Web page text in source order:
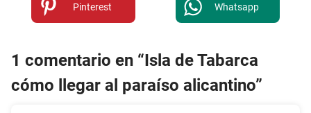
Pinterest Whatsapp
1 comentario en “Isla de Tabarca
cómo llegar al paraíso alicantino”